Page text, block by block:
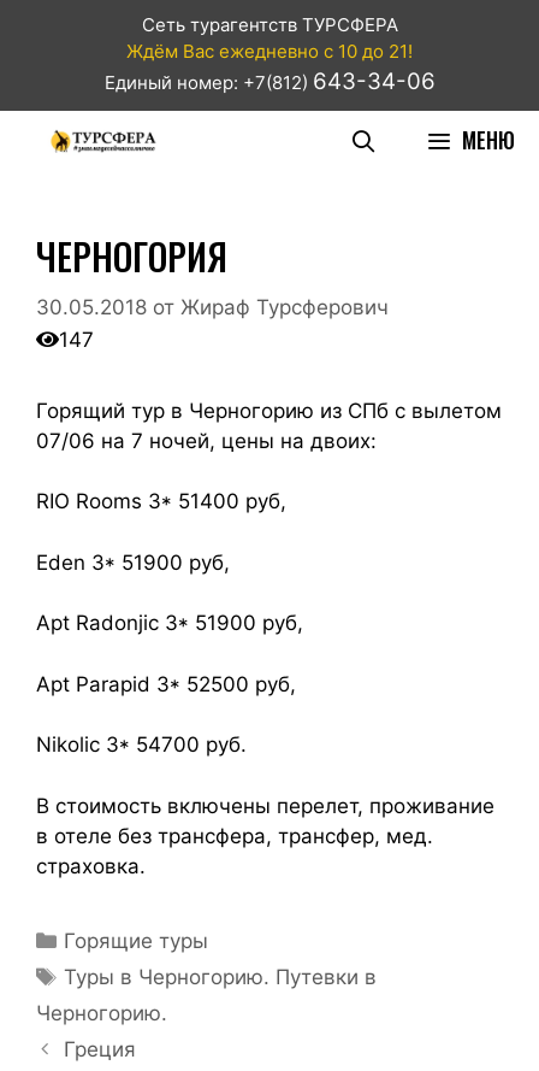
Сеть турагентств ТУРСФЕРА
Ждём Вас ежедневно с 10 до 21!
Единый номер: +7(812) 643-34-06
МЕНЮ
ЧЕРНОГОРИЯ
30.05.2018 от Жираф Турсферович
147
Горящий тур в Черногорию из СПб с вылетом
07/06 на 7 ночей, цены на двоих:
RIO Rooms 3* 51400 руб,
Eden 3* 51900 руб,
Apt Radonjic 3* 51900 руб,
Apt Parapid 3* 52500 руб,
Nikolic 3* 54700 руб.
В стоимость включены перелет, проживание
в отеле без трансфера, трансфер, мед.
страховка.
Горящие туры
Туры в Черногорию. Путевки в
Черногорию.
Греция